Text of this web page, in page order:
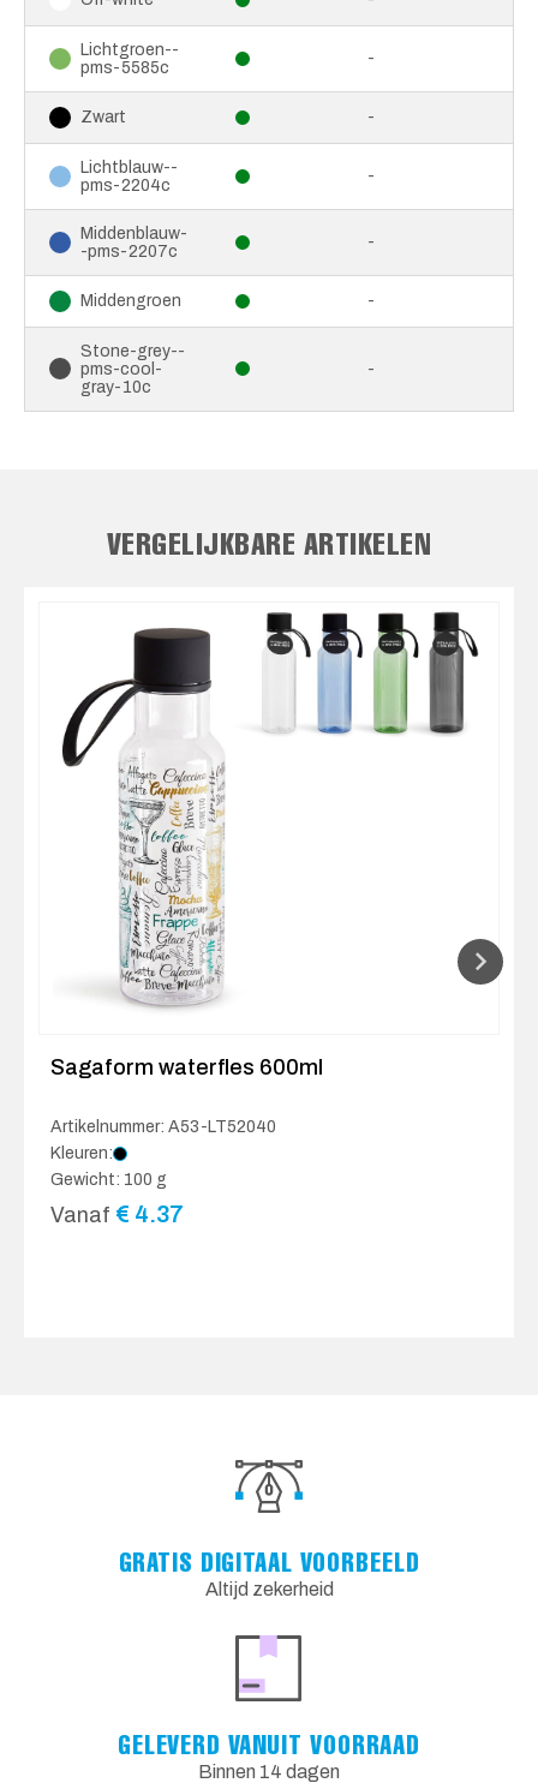
Lichtgroen--
pms-5585c
-
Zwart -
Lichtblauw--
pms-2204c
-
Middenblauw-
-pms-2207c
-
Middengroen -
Stone-grey--
pms-cool-
gray-10c
-
VERGELIJKBARE ARTIKELEN
Sagaform waterfles 600ml
Artikelnummer: A53-LT52040
Kleuren:
Gewicht: 100 g
Vanaf € 4.37
GRATIS DIGITAAL VOORBEELD
Altijd zekerheid
GELEVERD VANUIT VOORRAAD
Binnen 14 dagen